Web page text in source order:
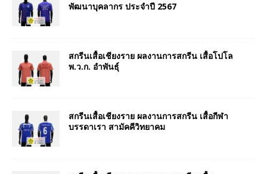
พัฒนาบุคลากร ประจำปี 2567
สกรีนเสื้อเชียงราย ผลงานการสกรีน เสื้อโปโล
พ.ว.ก. อำพันธุ์
สกรีนเสื้อเชียงราย ผลงานการสกรีน เสื้อกีฬา
บรรดาเรา สามัคคีวิทยาคม